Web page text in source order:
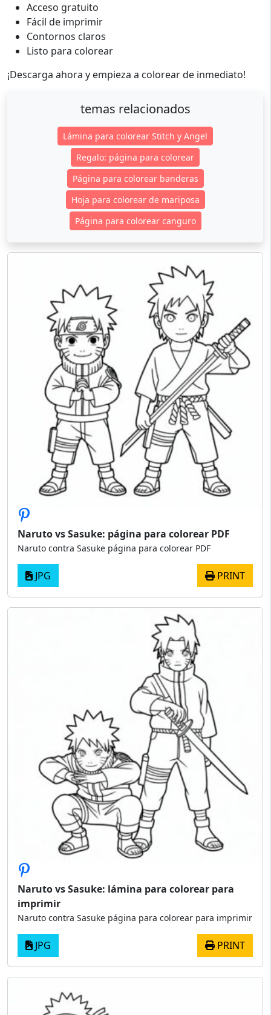
Acceso gratuito
Fácil de imprimir
Contornos claros
Listo para colorear
¡Descarga ahora y empieza a colorear de inmediato!
temas relacionados
Lámina para colorear Stitch y Angel
Regalo: página para colorear
Página para colorear banderas
Hoja para colorear de mariposa
Página para colorear canguro
Naruto vs Sasuke: página para colorear PDF
Naruto contra Sasuke página para colorear PDF
JPG PRINT
Naruto vs Sasuke: lámina para colorear para
imprimir
Naruto contra Sasuke página para colorear para imprimir
JPG PRINT